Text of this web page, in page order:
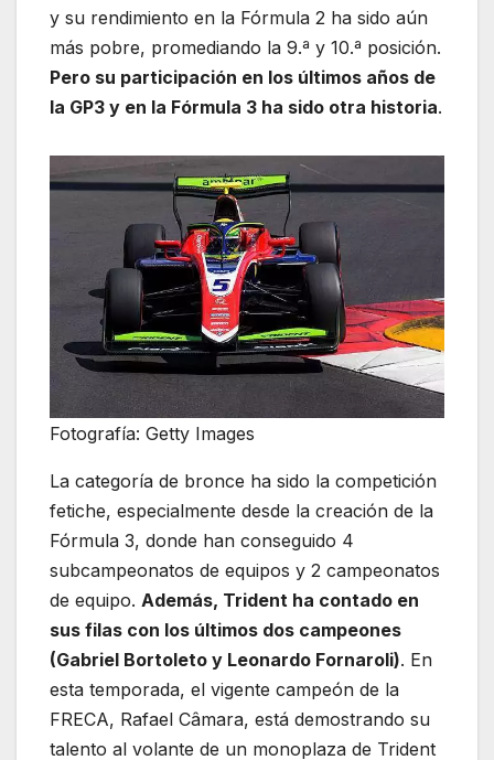
y su rendimiento en la Fórmula 2 ha sido aún
más pobre, promediando la 9.ª y 10.ª posición.
Pero su participación en los últimos años de
la GP3 y en la Fórmula 3 ha sido otra historia.
Fotografía: Getty Images
La categoría de bronce ha sido la competición
fetiche, especialmente desde la creación de la
Fórmula 3, donde han conseguido 4
subcampeonatos de equipos y 2 campeonatos
de equipo. Además, Trident ha contado en
sus filas con los últimos dos campeones
(Gabriel Bortoleto y Leonardo Fornaroli). En
esta temporada, el vigente campeón de la
FRECA, Rafael Câmara, está demostrando su
talento al volante de un monoplaza de Trident